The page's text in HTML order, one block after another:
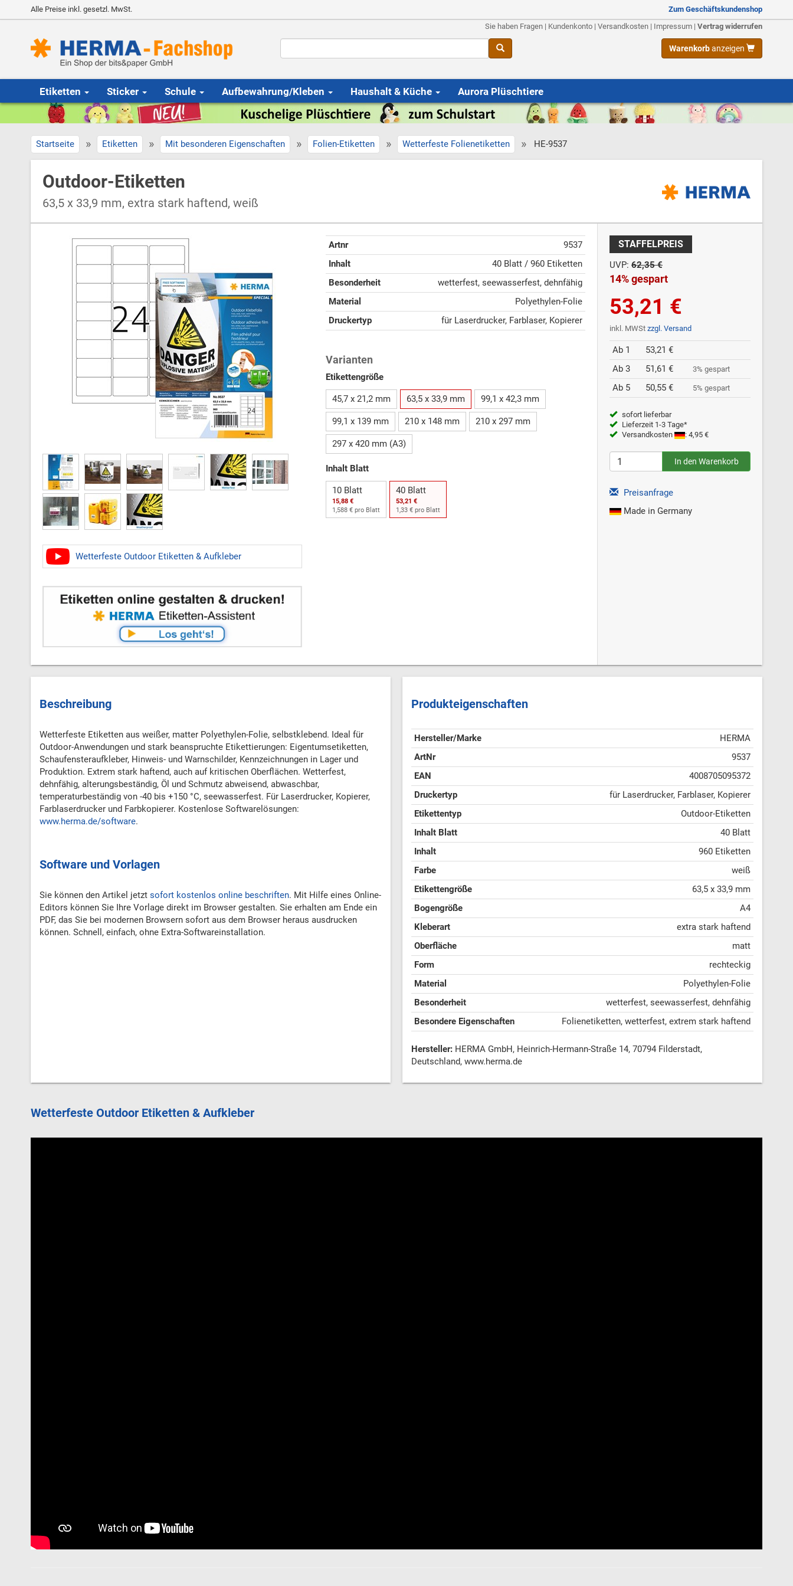
Alle Preise inkl. gesetzl. MwSt.
Zum Geschäftskundenshop
Sie haben Fragen | Kundenkonto | Versandkosten | Impressum | Vertrag widerrufen
Warenkorbanzeigen
Etiketten Sticker Schule Aufbewahrung/Kleben Haushalt & Küche Aurora Plüschtiere
Startseite » Etiketten » Mit besonderen Eigenschaften » Folien-Etiketten » Wetterfeste Folienetiketten » HE-9537
Outdoor-Etiketten
63,5 x 33,9 mm, extra stark haftend, weiß
Wetterfeste Outdoor Etiketten & Aufkleber
Artnr
9537
Inhalt
40 Blatt / 960 Etiketten
Besonderheit
wetterfest, seewasserfest, dehnfähig
Material
Polyethylen-Folie
Druckertyp
für Laserdrucker, Farblaser, Kopierer
Varianten
Etikettengröße
45,7 x 21,2 mm 63,5 x 33,9 mm 99,1 x 42,3 mm
99,1 x 139 mm 210 x 148 mm 210 x 297 mm
297 x 420 mm (A3)
Inhalt Blatt
10 Blatt
15,88 €
1,588 € pro Blatt
40 Blatt
53,21 €
1,33 € pro Blatt
STAFFELPREIS
UVP: 62,35 €
14% gespart
53,21 €
inkl. MWSt zzgl. Versand
Ab 1
53,21 €
Ab 3
51,61 € 3% gespart
Ab 5 50,55 € 5% gespart
sofort lieferbar
Lieferzeit 1-3 Tage*
Versandkosten
: 4,95 €
Preisanfrage
Made in Germany
Beschreibung
Wetterfeste Etiketten aus weißer, matter Polyethylen-Folie, selbstklebend. Ideal für
Outdoor-Anwendungen und stark beanspruchte Etikettierungen: Eigentumsetiketten,
Schaufensteraufkleber, Hinweis- und Warnschilder, Kennzeichnungen in Lager und
Produktion. Extrem stark haftend, auch auf kritischen Oberflächen. Wetterfest,
dehnfähig, alterungsbeständig, Öl und Schmutz abweisend, abwaschbar,
temperaturbeständig von -40 bis +150 °C, seewasserfest. Für Laserdrucker, Kopierer,
Farblaserdrucker und Farbkopierer. Kostenlose Softwarelösungen:
www.herma.de/software.
Software und Vorlagen
Sie können den Artikel jetzt sofort kostenlos online beschriften. Mit Hilfe eines Online-
Editors können Sie Ihre Vorlage direkt im Browser gestalten. Sie erhalten am Ende ein
PDF, das Sie bei modernen Browsern sofort aus dem Browser heraus ausdrucken
können. Schnell, einfach, ohne Extra-Softwareinstallation.
Produkteigenschaften
Hersteller/Marke
HERMA
ArtNr
9537
EAN
4008705095372
Druckertyp
für Laserdrucker, Farblaser, Kopierer
Etikettentyp
Outdoor-Etiketten
Inhalt Blatt
40 Blatt
Inhalt
960 Etiketten
Farbe
weiß
Etikettengröße
63,5 x 33,9 mm
Bogengröße
A4
Kleberart
extra stark haftend
Oberfläche
matt
Form
rechteckig
Material
Polyethylen-Folie
Besonderheit
wetterfest, seewasserfest, dehnfähig
Besondere Eigenschaften
Folienetiketten, wetterfest, extrem stark haftend
Hersteller: HERMA GmbH, Heinrich-Hermann-Straße 14, 70794 Filderstadt,
Deutschland, www.herma.de
Wetterfeste Outdoor Etiketten & Aufkleber